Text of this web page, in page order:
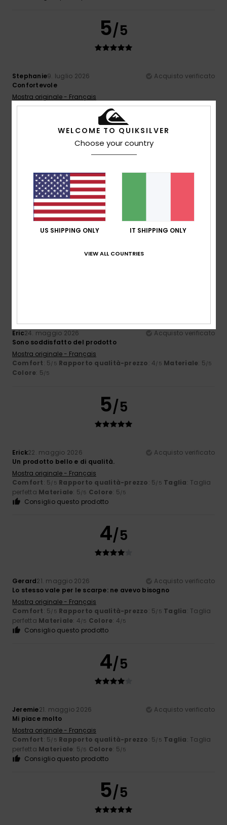
5/5
Stephanie9. luglio 2026
Acquisto verificato
Confortevole
Mostra originale - Français
Comfort: 5/5 Rapporto qualità-prezzo: 5/5 Taglia: Taglia
Colore: 5/5
Consiglio questo prodotto
5/5
Stephane6. luglio 2026
Un prodotto davvero bello
Comfort: 4 Rapporto qualità-prezzo: 5 Taglia
Consiglio questo prodotto
Eric24. maggio 2026
Acquisto verificato
Sono soddisfatto del prodotto
Mostra originale - Français
Comfort: 5/5 Rapporto qualità-prezzo: 4/5 Materiale: 5/5
Colore: 5/5
5/5
Erick22. maggio 2026
Acquisto verificato
Un prodotto bello e di qualità.
Mostra originale - Français
Comfort: 5/5 Rapporto qualità-prezzo: 5/5 Taglia: Taglia
perfetta Materiale: 5/5 Colore: 5/5
Consiglio questo prodotto
4/5
Gerard21. maggio 2026
Acquisto verificato
Lo stesso vale per le scarpe: ne avevo bisogno
Mostra originale - Français
Comfort: 5/5 Rapporto qualità-prezzo: 5/5 Taglia: Taglia
perfetta Materiale: 4/5 Colore: 4/5
Consiglio questo prodotto
4/5
Jeremie21. maggio 2026
Acquisto verificato
Mi piace molto
Mostra originale - Français
Comfort: 5/5 Rapporto qualità-prezzo: 5/5 Taglia: Taglia
perfetta Materiale: 5/5 Colore: 5/5
Consiglio questo prodotto
5/5
WELCOME TO QUIKSILVER
Choose your country
US SHIPPING ONLY IT SHIPPING ONLY
VIEW ALL COUNTRIES